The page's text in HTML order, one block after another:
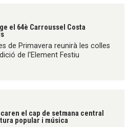
el 64è Carroussel Costa
de Primavera reunirà les colles
de l'Element Festiu
el cap de setmana central
popular i música